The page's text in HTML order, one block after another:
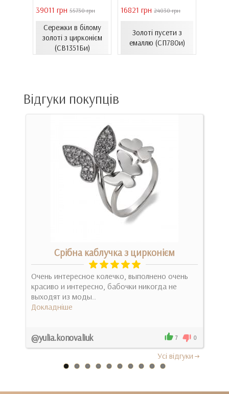
39011 грн 55730 грн
Сережки в білому
золоті з цирконієм
(СВ1351Би)
16821 грн 24030 грн
Золоті пусети з
емаллю (СП780и)
Відгуки покупців
Срібна каблучка з цирконієм
Очень интересное колечко, выполнено очень
красиво и интересно, бабочки никогда не
выходят из моды..
Докладніше
@yulia.konovaliuk 7 0
Усi вiдгуки